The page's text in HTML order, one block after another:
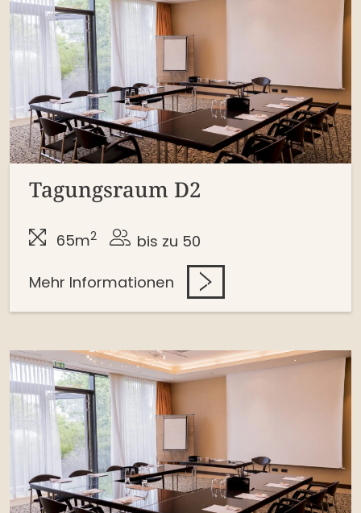
Tagungsraum D2
65m2 bis zu 50
Mehr Informationen